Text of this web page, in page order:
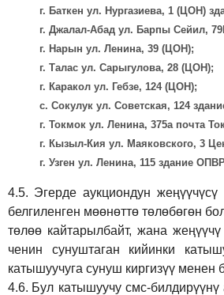
г. Баткен ул. Нургазиева, 1 (ЦОН)
г. Джалал-Абад ул. Барпы Сейил,
г. Нарын ул. Ленина, 39 (ЦОН);
г. Талас ул. Сарыгулова, 28 (ЦОН);
г. Каракол ул. Гебзе, 124 (ЦОН);
с. Сокулук ул. Советская, 124
г. Токмок ул. Ленина, 375а почта
г. Кызыл-Кия ул. Маяковского, 3
г. Узген ул. Ленина, 115 здание
4.5. Эгерде аукциондун
белгиленген мөөнөттө төлөбөгөн
төлөө кайтарылбайт, жана
ченин сунуштаган кийинки
катышуучуга сунуш киргизүү менен
4.6. Бул катышуучу смс-билдирүүнү